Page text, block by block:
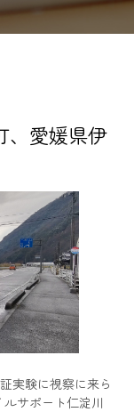
、愛媛県伊
実験に視察に来ら
サポート仁淀川